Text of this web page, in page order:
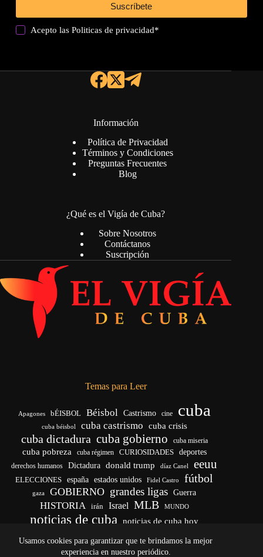
Usamos cookies para garantizar que te brindamos la mejor
experiencia en nuestro periódico.
Suscríbete
Acepto lasPoliticas de privacidad*
Información
Política de Privacidad
Términos y Condiciones
Preguntas Frecuentes
Blog
¿Qué es el Vigía de Cuba?
Sobre Nosotros
Contáctanos
Suscripción
Temas para Leer
Apagones bÉISBOL Béisbol Castrismo cine cuba
cuba béisbol cuba castrismo cuba crisis
cuba dictadura cuba gobierno cuba miseria
cuba pobreza cuba régimen CURIOSIDADES deportes
derechos humanos Dictadura donald trump díaz Canel eeuu
ELECCIONES españa estados unidos Fidel Castro fútbol
gaza GOBIERNO grandes ligas Guerra
HISTORIA irán Israel MLB MUNDO
noticias de cuba
noticias de cuba hoy
vida yankees